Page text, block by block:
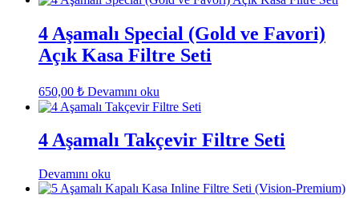
4 Aşamalı Special (Gold ve Favori)
Açık Kasa Filtre Seti
650,00 ₺ Devamını oku
4 Aşamalı Takçevir Filtre Seti
Devamını oku